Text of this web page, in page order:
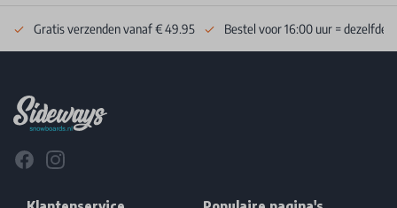
Gratis verzenden vanaf € 49.95 Bestel voor 16:00 uur = dezelfde
FacebookInstagram